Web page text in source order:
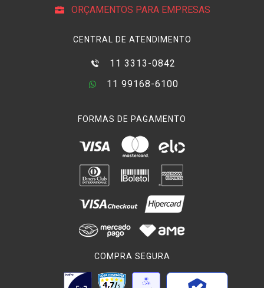
ORÇAMENTOS PARA EMPRESAS
CENTRAL DE ATENDIMENTO
11 3313-0842
11 99168-6100
FORMAS DE PAGAMENTO
COMPRA SEGURA